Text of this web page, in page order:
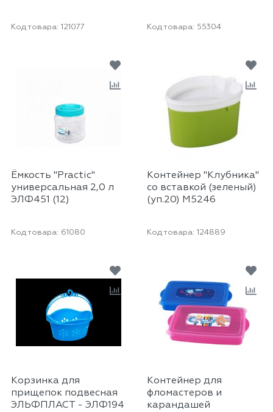
Код товара: 121077
Ёмкость "Practic"
универсальная 2,0 л
ЭЛФ451 (12)
Код товара: 55304
Контейнер "Клубника"
со вставкой (зеленый)
(уп.20) М5246
Код товара: 61080
Корзинка для
прищепок подвесная
ЭЛЬФПЛАСТ - ЭЛФ194
Код товара: 124889
Контейнер для
фломастеров и
карандашей